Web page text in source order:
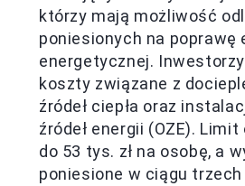
którzy mają możliwość
poniesionych na
energetycznej.
koszty związane z
źródeł ciepła oraz
źródeł energii (OZE).
do 53 tys. zł na osobę, a
poniesione w ciągu